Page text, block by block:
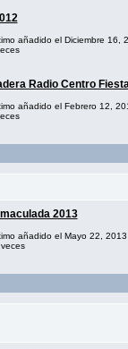
añadido el Diciembre 16,
Radio Centro
añadido el Febrero 12,
2013
añadido el Mayo 22, 2013